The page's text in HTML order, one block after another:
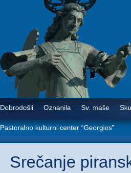
Dobrodošli Oznanila Sv. maše
Pastoralno kulturni center “Georgios”
Srečanje